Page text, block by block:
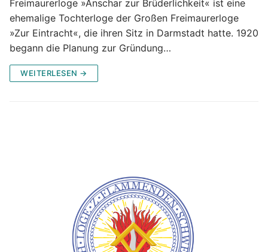
Freimaurerloge »Anschar zur Brüderlichkeit« ist eine
ehemalige Tochterloge der Großen Freimaurerloge
»Zur Eintracht«, die ihren Sitz in Darmstadt hatte. 1920
begann die Planung zur Gründung…
WEITERLESEN →